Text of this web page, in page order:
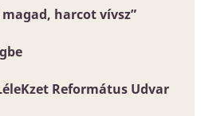
harcot vívsz”
Református Udvar